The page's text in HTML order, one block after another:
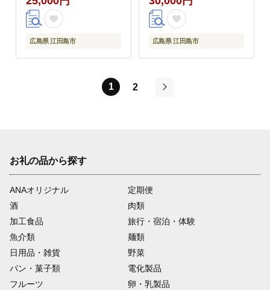
市/株式会社かなわ
[XBP063]
広島県 江田島市
市/株式会社かなわ
[XBP064]
広島県 江田島市
1
2
お礼の品から探す
ANAオリジナル
定期便
酒
肉類
加工食品
旅行・宿泊・体験
魚介類
麺類
日用品・雑貨
野菜
パン・菓子類
電化製品
フルーツ
卵・乳製品